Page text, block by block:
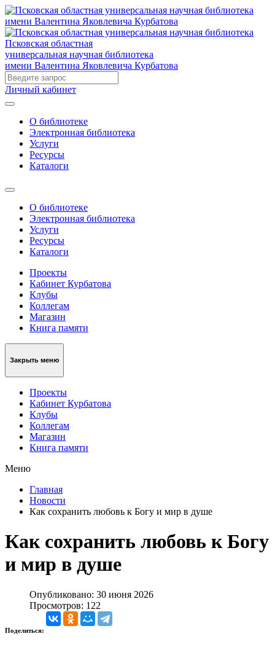
Псковская областная
универсальная научная библиотека
имени Валентина Яковлевича Курбатова
Личный кабинет
О библиотеке
Электронная библиотека
Услуги
Ресурсы
Каталоги
О библиотеке
Электронная библиотека
Услуги
Ресурсы
Каталоги
Проекты
Кабинет Курбатова
Клубы
Коллегам
Магазин
Книга памяти
Закрыть меню
Проекты
Кабинет Курбатова
Клубы
Коллегам
Магазин
Книга памяти
Меню
Главная
Новости
Как сохранить любовь к Богу и мир в душе
Как сохранить любовь к Богу
и мир в душе
Опубликовано: 30 июня 2026
Просмотров: 122
Поделиться: